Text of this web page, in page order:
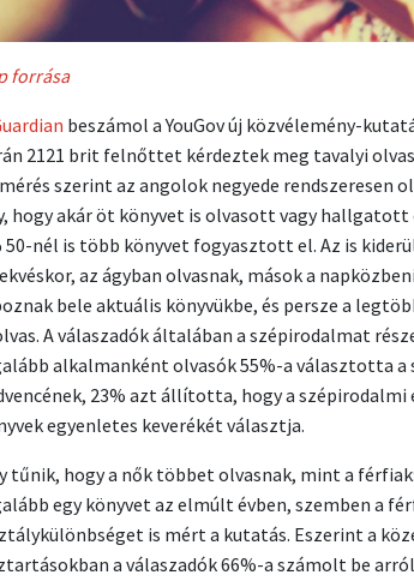
forrása
beszámol a YouGov új közvélemény-
2121 brit felnőttet kérdeztek meg tavalyi
szerint az angolok negyede rendszeresen
hogy akár öt könyvet is olvasott vagy hallgatott
50-nél is több könyvet fogyasztott el. Az is
az ágyban olvasnak, mások a
bele aktuális könyvükbe, és persze a
A válaszadók általában a szépirodalmat
alkalmanként olvasók 55%-a választotta
23% azt állította, hogy a
egyenletes keverékét választja.
tűnik, hogy a nők többet olvasnak, mint a
egy könyvet az elmúlt évben, szemben a
is mért a kutatás. Eszerint a
a válaszadók 66%-a számolt be